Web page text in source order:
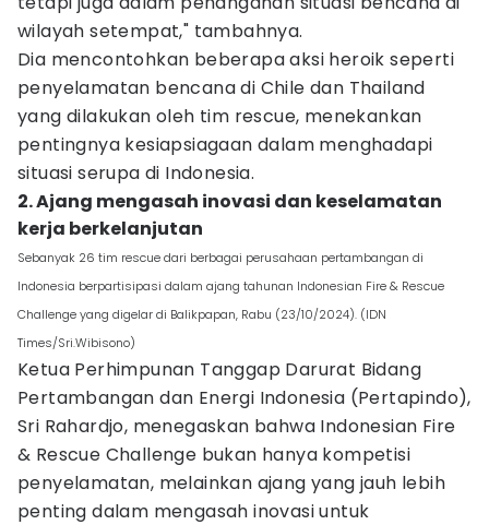
wilayah setempat," tambahnya.
Dia mencontohkan beberapa aksi heroik seperti
penyelamatan bencana di Chile dan Thailand
yang dilakukan oleh tim rescue, menekankan
pentingnya kesiapsiagaan dalam menghadapi
situasi serupa di Indonesia.
2. Ajang mengasah inovasi dan keselamatan
kerja berkelanjutan
Sebanyak 26 tim rescue dari berbagai perusahaan pertambangan di
Indonesia berpartisipasi dalam ajang tahunan Indonesian Fire & Rescue
Challenge yang digelar di Balikpapan, Rabu (23/10/2024). (IDN
Times/Sri.Wibisono)
Ketua Perhimpunan Tanggap Darurat Bidang
Pertambangan dan Energi Indonesia (Pertapindo),
Sri Rahardjo, menegaskan bahwa Indonesian Fire
& Rescue Challenge bukan hanya kompetisi
penyelamatan, melainkan ajang yang jauh lebih
penting dalam mengasah inovasi untuk